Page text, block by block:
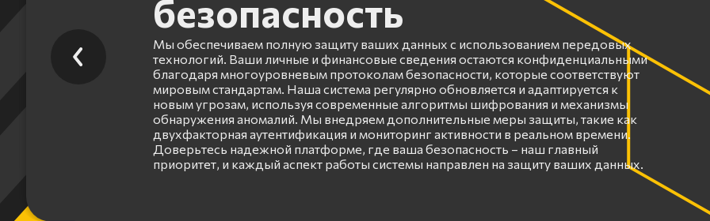
безопасность
Мы обеспечиваем полную защиту ваших данных с использованием передовых
технологий. Ваши личные и финансовые сведения остаются конфиденциальными
благодаря многоуровневым протоколам безопасности, которые соответствуют
мировым стандартам. Наша система регулярно обновляется и адаптируется к
новым угрозам, используя современные алгоритмы шифрования и механизмы
обнаружения аномалий. Мы внедряем дополнительные меры защиты, такие как
двухфакторная аутентификация и мониторинг активности в реальном времени.
Доверьтесь надежной платформе, где ваша безопасность – наш главный
приоритет, и каждый аспект работы системы направлен на защиту ваших данных.